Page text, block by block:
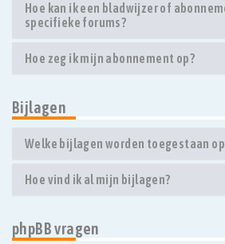
Hoe kan ik een bladwijzer of
specifieke forums?
Hoe zeg ik mijn abonnement op?
Bijlagen
Welke bijlagen worden toegestaan
Hoe vind ik al mijn bijlagen?
phpBB vragen